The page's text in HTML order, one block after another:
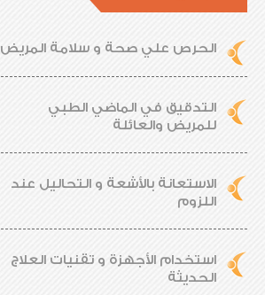
الحرص علي صحة و سلامة المريض
التدقيق في الماضي الطبي
للمريض والعائلة
الاستعانة بالأشعة و التحاليل عند
اللزوم
استخدام الأجهزة و تقنيات العلاج
الحديثة